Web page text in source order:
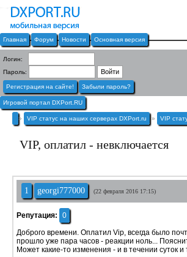
Главная Форум Новости Основная версия
Логин:
Пароль:
Регистрация на сайте! Забыли пароль?
Игровой портал DXPort.RU
» VIP статус на наших серверах DXPort.ru » VIP
VIP, оплатил - невключается
1 georgi777000 (22 февраля 2016 17:15)
Репутация:
0
Доброго времени. Оплатил Vip, всегда было
прошло уже пара часов - реакции ноль...
Может какие-то изменения - и в течении суток